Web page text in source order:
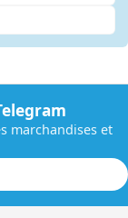
marchandises et